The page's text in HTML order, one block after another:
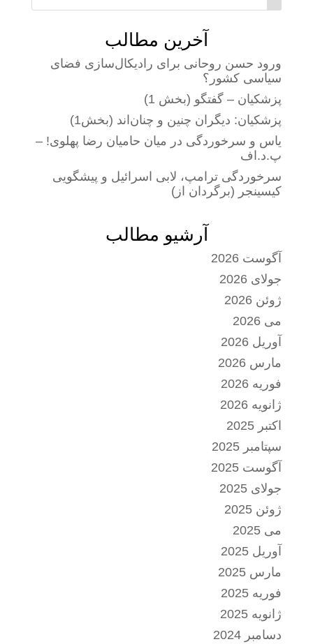
آخرین مطالب
ورود حسن روحانی برای رادیکال‌سازی فضای
سیاسی کشور؟
پزشکیان – گفتگو (بخش 1)
پزشکیان: دیگران چنین و چنان‌اند (بخش1)
یاس و سرخوردگی در میان حامیان رضا پهلوی! –
پ.د.اف
سرخوردگی ترامپ، لابی اسرائیل و پیشگویی
کیسینجر (برگردان از)
آرشیو مطالب
آگوست 2026
جولای 2026
ژوئن 2026
می 2026
آوریل 2026
مارس 2026
فوریه 2026
ژانویه 2026
اکتبر 2025
سپتامبر 2025
آگوست 2025
جولای 2025
ژوئن 2025
می 2025
آوریل 2025
مارس 2025
فوریه 2025
ژانویه 2025
دسامبر 2024